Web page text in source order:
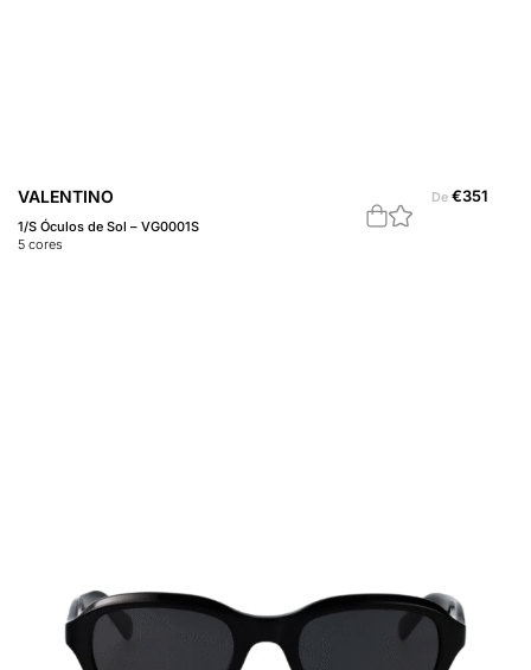
VALENTINO
1/S Óculos de Sol – VG0001S
5 cores
De €351